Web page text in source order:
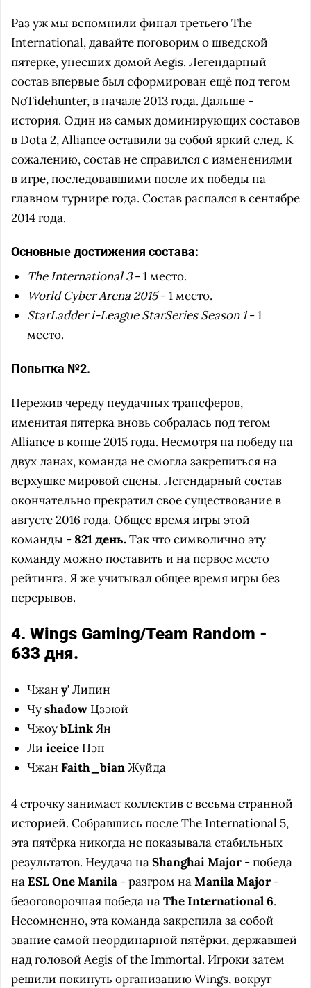
Раз уж мы вспомнили финал третьего The
International, давайте поговорим о шведской
пятерке, унесших домой Aegis. Легендарный
состав впервые был сформирован ещё под тегом
NoTidehunter, в начале 2013 года. Дальше -
история. Один из самых доминирующих составов
в Dota 2, Alliance оставили за собой яркий след. К
сожалению, состав не справился с изменениями
в игре, последовавшими после их победы на
главном турнире года. Состав распался в сентябре
2014 года.
Основные достижения состава:
The International 3- 1 место.
World Cyber Arena 2015- 1 место.
StarLadder i-League StarSeries Season 1- 1
место.
Попытка №2.
Пережив череду неудачных трансферов,
именитая пятерка вновь собралась под тегом
Alliance в конце 2015 года. Несмотря на победу на
двух ланах, команда не смогла закрепиться на
верхушке мировой сцены. Легендарный состав
окончательно прекратил свое существование в
августе 2016 года. Общее время игры этой
команды - 821 день.Так что символично эту
команду можно поставить и на первое место
рейтинга. Я же учитывал общее время игры без
перерывов.
4. Wings Gaming/Team Random -
633 дня.
Чжан y'Липин
Чуshadow Цзэюй
ЧжоуbLinkЯн
Ли iceice Пэн
Чжан Faith_bianЖуйда
4 строчку занимает коллектив с весьма странной
историей. Собравшись после The International 5,
эта пятёрка никогда не показывала стабильных
результатов. Неудача наShanghai Major - победа
наESL One Manila - разгром наManila Major -
безоговорочная победа наThe International 6.
Несомненно, эта команда закрепила за собой
звание самой неординарной пятёрки, державшей
над головой Aegis of the Immortal. Игроки затем
решили покинуть организацию Wings, вокруг